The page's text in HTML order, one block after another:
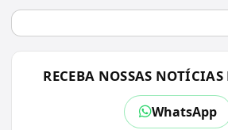
RECEBA NOSSAS
WhatsApp